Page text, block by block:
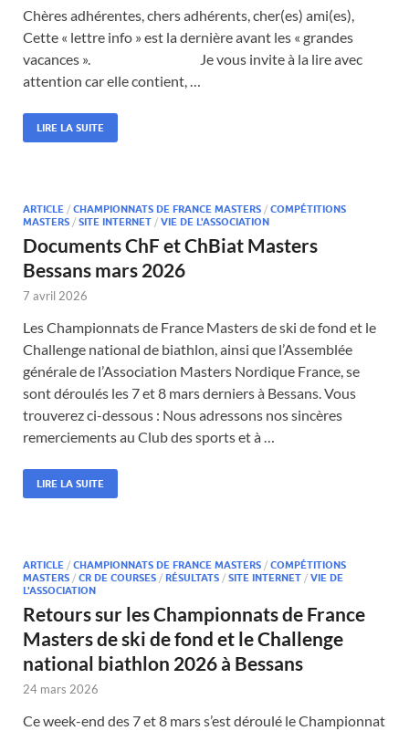
Chères adhérentes, chers adhérents, cher(es) ami(es),
Cette « lettre info » est la dernière avant les « grandes
vacances ». Je vous invite à la lire avec
attention car elle contient, …
LIRE LA SUITE
ARTICLE / CHAMPIONNATS DE FRANCE MASTERS / COMPÉTITIONS
MASTERS / SITE INTERNET / VIE DE L'ASSOCIATION
Documents ChF et ChBiat Masters
Bessans mars 2026
7 avril 2026
Les Championnats de France Masters de ski de fond et le
Challenge national de biathlon, ainsi que l’Assemblée
générale de l’Association Masters Nordique France, se
sont déroulés les 7 et 8 mars derniers à Bessans. Vous
trouverez ci-dessous : Nous adressons nos sincères
remerciements au Club des sports et à …
LIRE LA SUITE
ARTICLE / CHAMPIONNATS DE FRANCE MASTERS / COMPÉTITIONS
MASTERS / CR DE COURSES / RÉSULTATS / SITE INTERNET / VIE DE
L'ASSOCIATION
Retours sur les Championnats de France
Masters de ski de fond et le Challenge
national biathlon 2026 à Bessans
24 mars 2026
Ce week-end des 7 et 8 mars s’est déroulé le Championnat